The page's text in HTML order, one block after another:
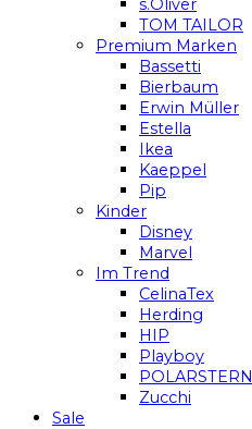
s.Oliver
TOM TAILOR
Premium Marken
Bassetti
Bierbaum
Erwin Müller
Estella
Ikea
Kaeppel
Pip
Kinder
Disney
Marvel
Im Trend
CelinaTex
Herding
HIP
Playboy
POLARSTERN
Zucchi
Sale